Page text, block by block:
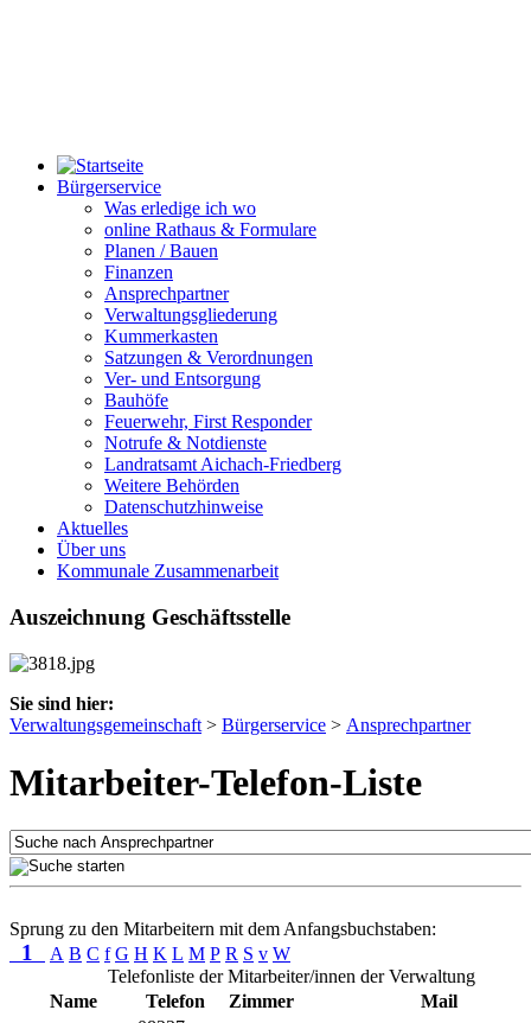
Bürgerservice
Was erledige ich wo
online Rathaus & Formulare
Planen / Bauen
Finanzen
Ansprechpartner
Verwaltungsgliederung
Kummerkasten
Satzungen & Verordnungen
Ver- und Entsorgung
Bauhöfe
Feuerwehr, First Responder
Notrufe & Notdienste
Landratsamt Aichach-Friedberg
Weitere Behörden
Datenschutzhinweise
Aktuelles
Über uns
Kommunale Zusammenarbeit
Auszeichnung Geschäftsstelle
Sie sind hier:
Verwaltungsgemeinschaft > Bürgerservice > Ansprechpartner
Mitarbeiter-Telefon-Liste
Sprung zu den Mitarbeitern mit dem Anfangsbuchstaben:
1 A B C f G H K L M P R S v W
Telefonliste der Mitarbeiter/innen der Verwaltung
Name
Telefon Zimmer Mail